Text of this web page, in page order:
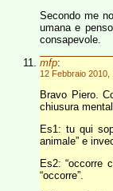
Secondo me
umana e
consapevole.
mfp:
12 Febbraio 2010,
Bravo Piero.
chiusura
Es1: tu qui
animale” e
Es2: “occorre
“occorre”.